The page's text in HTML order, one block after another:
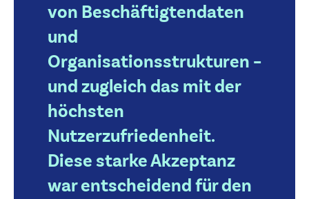
von Beschäftigtendaten
und
Organisationsstrukturen –
und zugleich das mit der
höchsten
Nutzerzufriedenheit.
Diese starke Akzeptanz
war entscheidend für den